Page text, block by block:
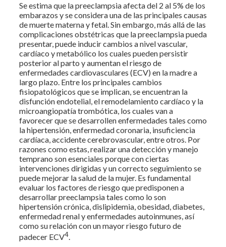
Se estima que la preeclampsia afecta del 2 al 5% de los
embarazos y se considera una de las principales causas
de muerte materna y fetal. Sin embargo, más allá de las
complicaciones obstétricas que la preeclampsia pueda
presentar, puede inducir cambios a nivel vascular,
cardíaco y metabólico los cuales pueden persistir
posterior al parto y aumentan el riesgo de
enfermedades cardiovasculares (ECV) en la madre a
largo plazo. Entre los principales cambios
fisiopatológicos que se implican, se encuentran la
disfunción endotelial, el remodelamiento cardíaco y la
microangiopatía trombótica, los cuales van a
favorecer que se desarrollen enfermedades tales como
la hipertensión, enfermedad coronaria, insuficiencia
cardíaca, accidente cerebrovascular, entre otros. Por
razones como estas, realizar una detección y manejo
temprano son esenciales porque con ciertas
intervenciones dirigidas y un correcto seguimiento se
puede mejorar la salud de la mujer. Es fundamental
evaluar los factores de riesgo que predisponen a
desarrollar preeclampsia tales como lo son
hipertensión crónica, dislipidemia, obesidad, diabetes,
enfermedad renal y enfermedades autoinmunes, así
como su relación con un mayor riesgo futuro de
padecer ECV4.